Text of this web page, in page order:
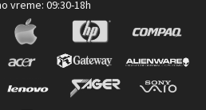
vreme: 09:30-18h